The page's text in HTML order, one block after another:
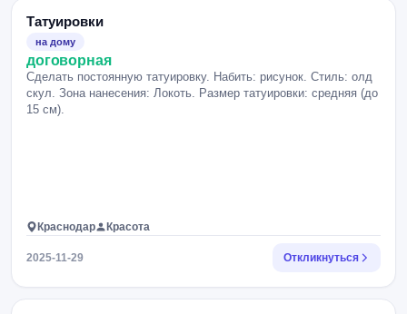
Татуировки
на дому
договорная
Сделать постоянную татуировку. Набить: рисунок. Стиль: олд
скул. Зона нанесения: Локоть. Размер татуировки: средняя (до
15 см).
Краснодар Красота
2025-11-29 Откликнуться